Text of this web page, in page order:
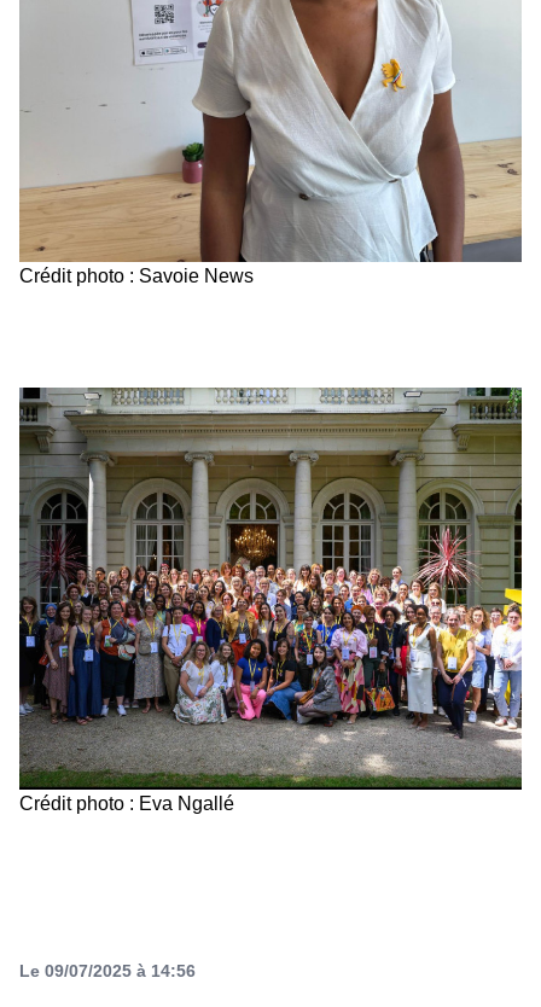
Crédit photo : Savoie News
Crédit photo : Eva Ngallé
Le 09/07/2025 à 14:56